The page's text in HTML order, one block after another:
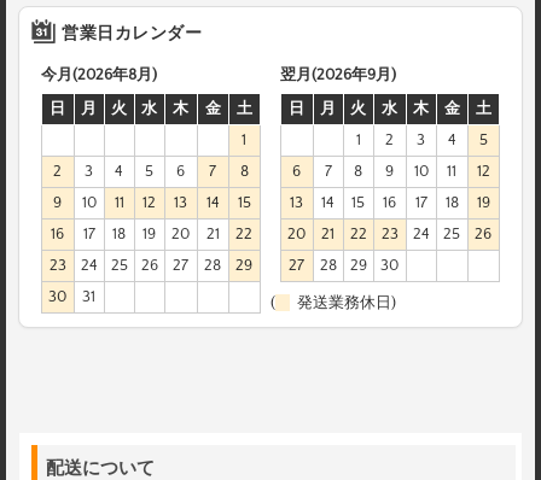
営業日カレンダー
今月(2026年8月)
日
月 火 水 木 金
土
1
2
3 4 5 6 7
8
9
10 11 12 13 14
15
16
17 18 19 20 21
22
23
24 25 26 27 28
29
30
31
翌月(2026年9月)
日
月 火 水 木 金
土
1
2 3 4
5
6
7 8 9 10 11
12
13
14 15 16 17 18
19
20
21 22 23 24 25
26
27
28 29 30
( 発送業務休日)
配送について